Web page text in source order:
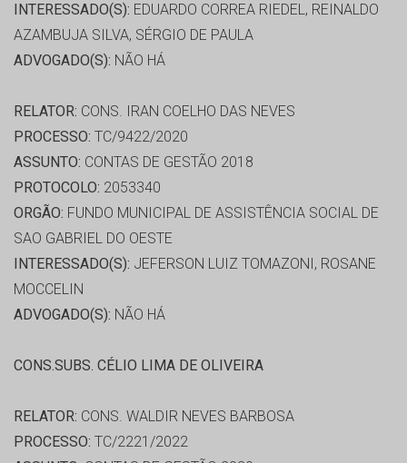
INTERESSADO(S): EDUARDO CORREA RIEDEL, REINALDO
AZAMBUJA SILVA, SÉRGIO DE PAULA
ADVOGADO(S): NÃO HÁ
RELATOR: CONS. IRAN COELHO DAS NEVES
PROCESSO: TC/9422/2020
ASSUNTO: CONTAS DE GESTÃO 2018
PROTOCOLO: 2053340
ORGÃO: FUNDO MUNICIPAL DE ASSISTÊNCIA SOCIAL DE
SAO GABRIEL DO OESTE
INTERESSADO(S): JEFERSON LUIZ TOMAZONI, ROSANE
MOCCELIN
ADVOGADO(S): NÃO HÁ
CONS.SUBS. CÉLIO LIMA DE OLIVEIRA
RELATOR: CONS. WALDIR NEVES BARBOSA
PROCESSO: TC/2221/2022